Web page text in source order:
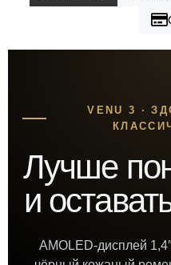
VENU 3 ·
Лучше
и
AMOLED-дисплей